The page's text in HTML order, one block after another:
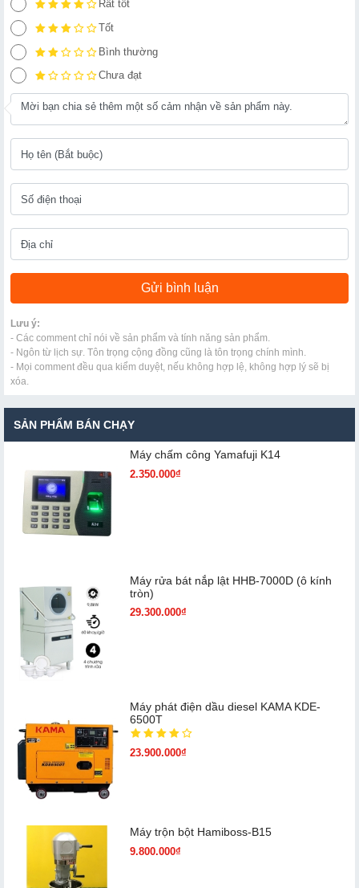
Rất tốt
Tốt
Bình thường
Chưa đạt
Lưu ý:
- Các comment chỉ nói về sản phẩm và tính năng sản phẩm.
- Ngôn từ lịch sự. Tôn trọng cộng đồng cũng là tôn trọng chính mình.
- Mọi comment đều qua kiểm duyệt, nếu không hợp lệ, không hợp lý sẽ bị
xóa.
SẢN PHẨM BÁN CHẠY
Máy chấm cô​ng Yamafuji K14
2.350.000₫
Máy rửa bát nắp lật HHB-7000D (ô kính
tròn)
29.300.000₫
Máy phát điện dầu diesel KAMA KDE-
6500T
23.900.000₫
Máy trộn bột Hamiboss-B15
9.800.000₫